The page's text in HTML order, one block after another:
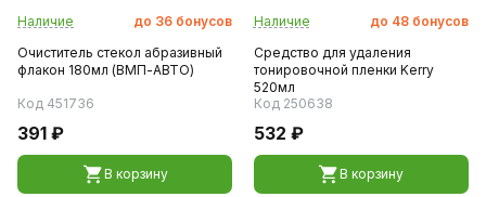
Наличие до 36 бонусов
Очиститель стекол абразивный
флакон 180мл (ВМП-АВТО)
Код 451736
391 ₽
В корзину
Наличие до 48 бонусов
Средство для удаления
тонировочной пленки Kerry
520мл
Код 250638
532 ₽
В корзину